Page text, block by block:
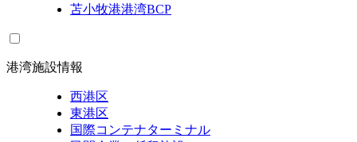
苫小牧港港湾BCP
港湾施設情報
西港区
東港区
国際コンテナターミナル